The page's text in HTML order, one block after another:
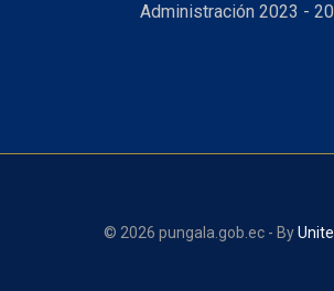
Administración 2023 -
© 2026 pungala.gob.ec - By